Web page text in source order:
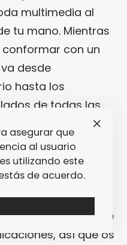
multimedia al
tu mano. Mientras
con un
desde
hasta los
de todas las
por aquellas
informada
ese universo tan
de la base de
y la
es difícil quedarse
así que os
asegurar que
al usuario
utilizando este
de acuerdo.